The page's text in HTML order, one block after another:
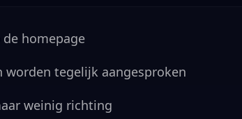
homepage
worden tegelijk aangesproken
weinig richting